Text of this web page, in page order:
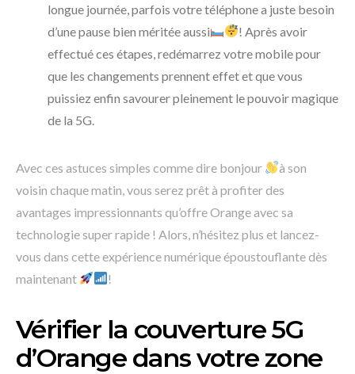
longue journée, parfois votre téléphone a juste besoin
d’une pause bien méritée aussi
! Après avoir
effectué ces étapes, redémarrez votre mobile pour
que les changements prennent effet et que vous
puissiez enfin savourer pleinement le pouvoir magique
de la 5G.
Avec ces astuces simples comme dire bonjour
à son
voisin chaque matin, vous serez prêt à profiter des
avantages impressionnants qu’offre Orange avec sa
technologie super rapide ! Alors, n’hésitez plus et lancez-
vous dans cette expérience numérique époustouflante dès
maintenant
!
Vérifier la couverture 5G
d’Orange dans votre zone